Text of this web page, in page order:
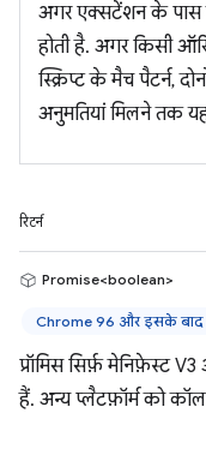
अगर एक्सटेंशन के पास
होती है. अगर किसी
स्क्रिप्ट के मैच पैटर्न,
अनुमतियां मिलने तक
रिटर्न
Promise<boolean>
Chrome 96 और इसके बाद
प्रॉमिस सिर्फ़ मेनिफ़ेस्ट
हैं. अन्य प्लैटफ़ॉर्म को